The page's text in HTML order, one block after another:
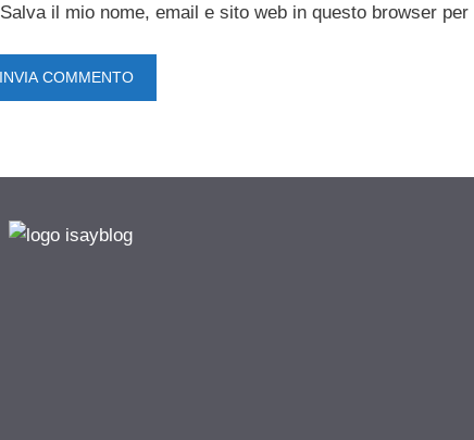
Salva il mio nome, email e sito web in questo browser